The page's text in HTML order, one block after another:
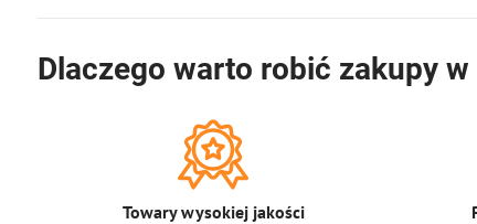
Dlaczego warto robić zakupy
Towary wysokiej jakości